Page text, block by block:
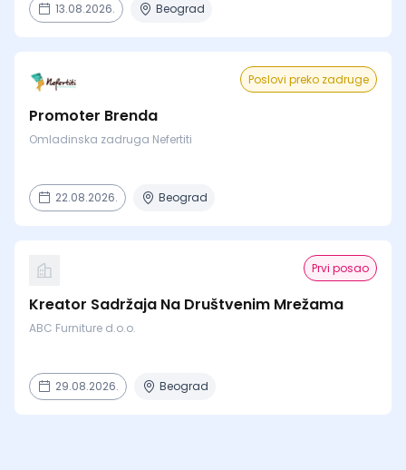
13.08.2026. Beograd
Poslovi preko zadruge
Promoter Brenda
Omladinska zadruga Nefertiti
22.08.2026. Beograd
Prvi posao
Kreator Sadržaja Na Društvenim Mrežama
ABC Furniture d.o.o.
29.08.2026. Beograd